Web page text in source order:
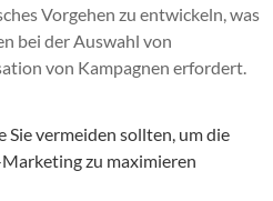
Vorgehen zu entwickeln, was
bei der Auswahl von
von Kampagnen erfordert.
Sie vermeiden sollten, um die
zu maximieren